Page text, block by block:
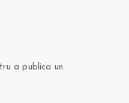
a publica un